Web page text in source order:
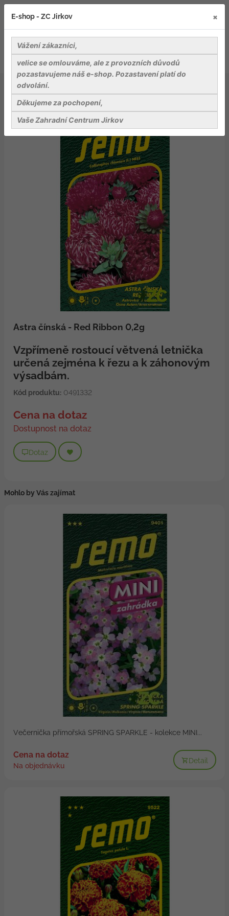
Osiva
Astra čínská - Red Ribbon 0,2g
Vzpřímeně rostoucí větvená letnička
určená zejména k řezu a k záhonovým
výsadbám.
Kód produktu:0491332
Cena na dotaz
Dostupnost na dotaz
Dotaz
Mohlo by Vás zajímat
Večernička přímořská SPRING SPARKLE - kolekce MINI...
Cena na dotaz
Na objednávku
Detail
E-shop - ZC Jirkov ×
Vážení zákazníci,
velice se omlouváme, ale z provozních důvodů
pozastavujeme náš e-shop. Pozastavení platí do
odvolání.
Děkujeme za pochopení,
Vaše Zahradní Centrum Jirkov